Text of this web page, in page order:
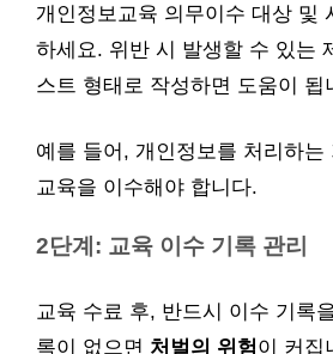
개인정보교육 의무이수 대상 및
하세요. 위반 시 발생할 수 있는
스트 형태로 작성하면 도움이 됩
예를 들어, 개인정보를 처리하는
교육을 이수해야 합니다.
2단계: 교육 이수 기록 관리
교육 수료 후, 반드시 이수 기록
록이 없으면 처벌의 위험이 커집